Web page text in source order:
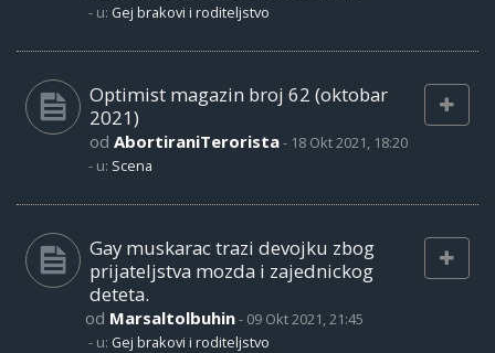
- u: Gej brakovi i roditeljstvo
Optimist magazin broj 62 (oktobar
2021)
od AbortiraniTerorista- 18 Okt 2021, 18:20
- u: Scena
Gay muskarac trazi devojku zbog
prijateljstva mozda i zajednickog
deteta.
od Marsaltolbuhin- 09 Okt 2021, 21:45
- u: Gej brakovi i roditeljstvo